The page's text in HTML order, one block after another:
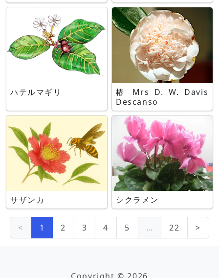
ハテルマギリ
椿 Mrs D. W. Davis
Descanso
サザンカ シクラメン
< 1 2 3 4 5 … 22 >